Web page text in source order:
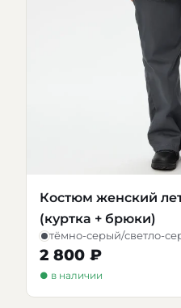
Костюм женский
(куртка + брюки)
тёмно-серый/светло-
2 800 ₽
● в наличии